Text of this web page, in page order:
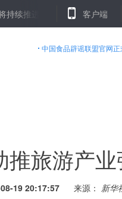
疗人才队伍建设 2017“行
客户端
中国食品辟谣联盟官网
推旅游产
19 20:17:57 来源： 新华